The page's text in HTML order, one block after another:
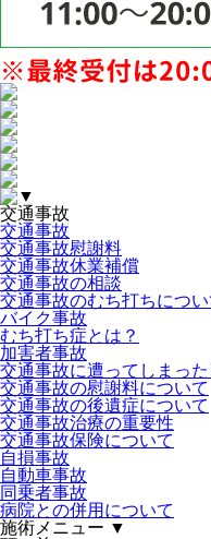
▼
交通事故
交通事故
交通事故慰謝料
交通事故休業補償
交通事故の相談
交通事故のむち打ちについ
バイク事故
むち打ち症とは？
加害者事故
交通事故に遭ってしまった
交通事故の慰謝料について
交通事故の後遺症について
交通事故治療の重要性
交通事故保険について
自損事故
自動車事故
同乗者事故
病院との併用について
施術メニュー ▼